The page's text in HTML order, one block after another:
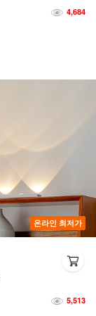
4,684
온라인 최저가
5,513